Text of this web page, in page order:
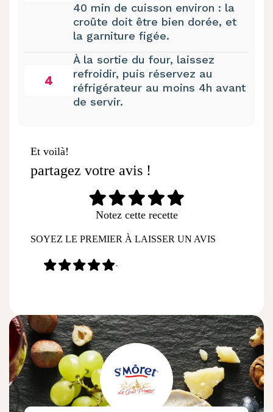
40 min de cuisson environ : la
croûte doit être bien dorée, et
la garniture figée.
4
À la sortie du four, laissez
refroidir, puis réservez au
réfrigérateur au moins 4h avant
de servir.
Et voilà!
partagez votre avis !
Notez cette recette
SOYEZ LE PREMIER À LAISSER UN AVIS
-